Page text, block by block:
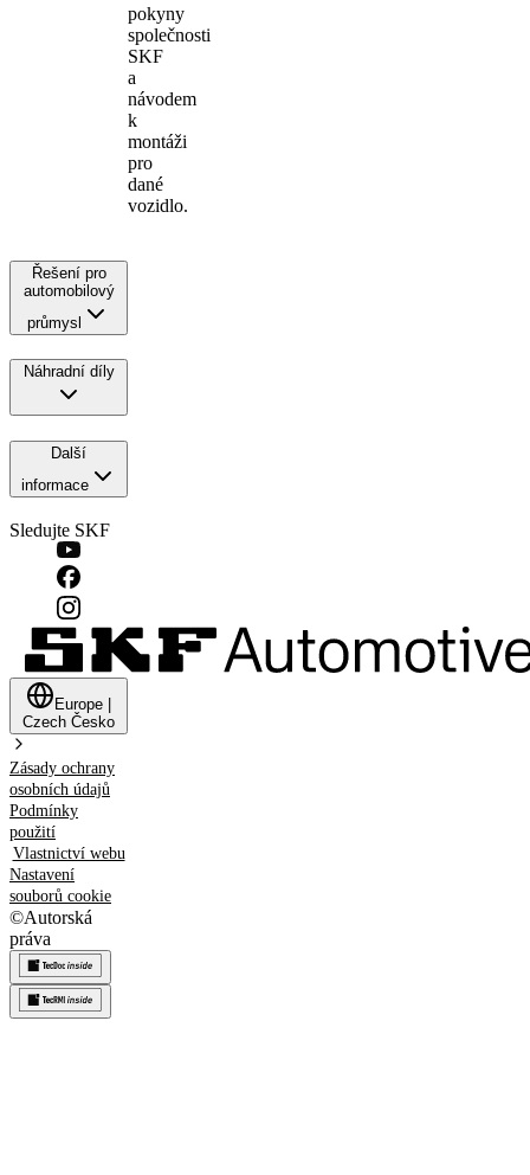
pokyny
společnosti
SKF
a
návodem
k
montáži
pro
dané
vozidlo.
Řešení pro
automobilový
průmysl
Náhradní díly
Další
informace
Sledujte SKF
Europe
Czech Česko
Zásady ochrany
osobních údajů
Podmínky
použití
Vlastnictví webu
Nastavení
souborů cookie
©Autorská
práva